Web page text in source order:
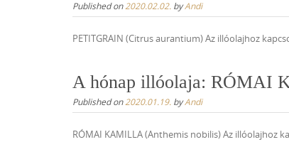
Published on2020.02.02. byAndi
PETITGRAIN (Citrus aurantium) Az illóolajhoz
A hónap illóolaja: RÓMAI
Published on2020.01.19. byAndi
RÓMAI KAMILLA (Anthemis nobilis) Az illóolajhoz